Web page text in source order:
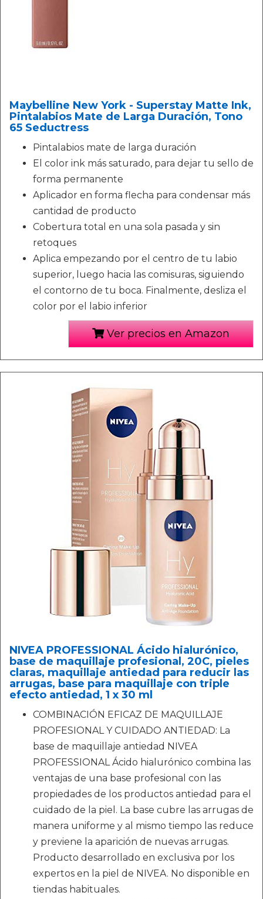
Maybelline New York - Superstay Matte Ink,
Pintalabios Mate de Larga Duración, Tono
65 Seductress
Pintalabios mate de larga duración
El color ink más saturado, para dejar tu sello de
forma permanente
Aplicador en forma flecha para condensar más
cantidad de producto
Cobertura total en una sola pasada y sin
retoques
Aplica empezando por el centro de tu labio
superior, luego hacia las comisuras, siguiendo
el contorno de tu boca. Finalmente, desliza el
color por el labio inferior
Ver precios en Amazon
NIVEA PROFESSIONAL Ácido hialurónico,
base de maquillaje profesional, 20C, pieles
claras, maquillaje antiedad para reducir las
arrugas, base para maquillaje con triple
efecto antiedad, 1 x 30 ml
COMBINACIÓN EFICAZ DE MAQUILLAJE
PROFESIONAL Y CUIDADO ANTIEDAD: La
base de maquillaje antiedad NIVEA
PROFESSIONAL Ácido hialurónico combina las
ventajas de una base profesional con las
propiedades de los productos antiedad para el
cuidado de la piel. La base cubre las arrugas de
manera uniforme y al mismo tiempo las reduce
y previene la aparición de nuevas arrugas.
Producto desarrollado en exclusiva por los
expertos en la piel de NIVEA. No disponible en
tiendas habituales.